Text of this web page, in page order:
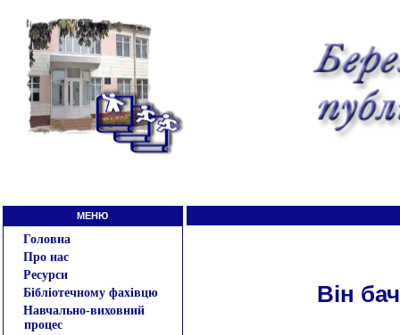
МЕНЮ
Головна
Про нас
Ресурси
Бібліотечному фахівцю
Навчально-виховний
процес
Він